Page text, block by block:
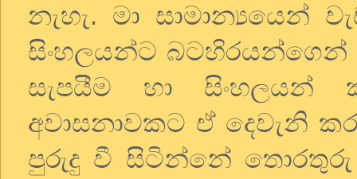
නැහැ. මා සාමාන්‍යයෙන්
සිංහලයන්ට බටහිරයන්ගෙන්
සැපයීම හා සිංහලයන්
අවාසනාවකට ඒ දෙවැනි
පුරුදු වී සිටින්නේ